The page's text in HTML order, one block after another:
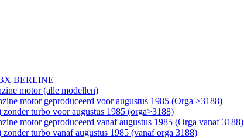
BERLINE
motor (alle modellen)
motor geproduceerd voor augustus 1985 (Orga >3188)
turbo voor augustus 1985 (orga>3188)
motor geproduceerd vanaf augustus 1985 (Orga vanaf 3188)
turbo vanaf augustus 1985 (vanaf orga 3188)